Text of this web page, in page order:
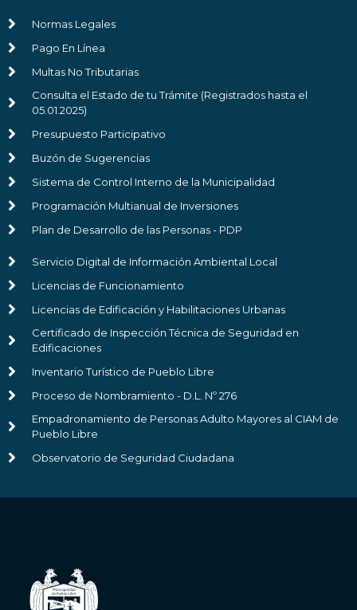
Normas Legales
Pago En Línea
Multas No Tributarias
Consulta el Estado de tu Trámite (Registrados hasta el
05.01.2025)
Presupuesto Participativo
Buzón de Sugerencias
Sistema de Control Interno de la Municipalidad
Programación Multianual de Inversiones
Plan de Desarrollo de las Personas - PDP
Servicio Digital de Información Ambiental Local
Licencias de Funcionamiento
Licencias de Edificación y Habilitaciones Urbanas
Certificado de Inspección Técnica de Seguridad en
Edificaciones
Inventario Turístico de Pueblo Libre
Proceso de Nombramiento - D.L. Nº 276
Empadronamiento de Personas Adulto Mayores al CIAM de
Pueblo Libre
Observatorio de Seguridad Ciudadana